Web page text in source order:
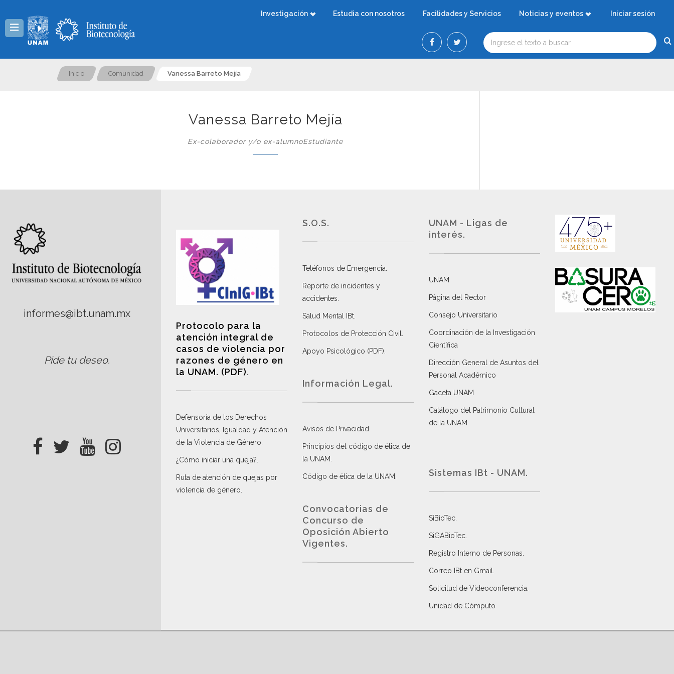
Investigación Estudia con nosotros Facilidades y Servicios Noticias y eventos Iniciar sesión
Inicio Comunidad Vanessa Barreto Mejía
Vanessa Barreto Mejía
Ex-colaborador y/o ex-alumnoEstudiante
informes@ibt.unam.mx
Pide tu deseo.
Protocolo para la
atención integral de
casos de violencia por
razones de género en
la UNAM. (PDF).
Defensoría de los Derechos
Universitarios, Igualdad y Atención
de la Violencia de Género
¿Cómo iniciar una queja?
Ruta de atención de quejas por
violencia de género
S.O.S.
Teléfonos de Emergencia.
Reporte de incidentes y
accidentes
Salud Mental IBt
Protocolos de Protección Civil
Apoyo Psicológico (PDF)
Información Legal.
Avisos de Privacidad
Principios del código de ética de
la UNAM
Código de ética de la UNAM
Convocatorias de
Concurso de
Oposición Abierto
Vigentes.
UNAM - Ligas de
interés.
UNAM
Página del Rector
Consejo Universitario
Coordinación de la Investigación
Científica
Dirección General de Asuntos del
Personal Académico
Gaceta UNAM
Catálogo del Patrimonio Cultural
de la UNAM.
Sistemas IBt - UNAM.
SiBioTec
SiGABioTec.
Registro Interno de Personas
Correo IBt en Gmail
Solicitud de Videoconferencia.
Unidad de Cómputo